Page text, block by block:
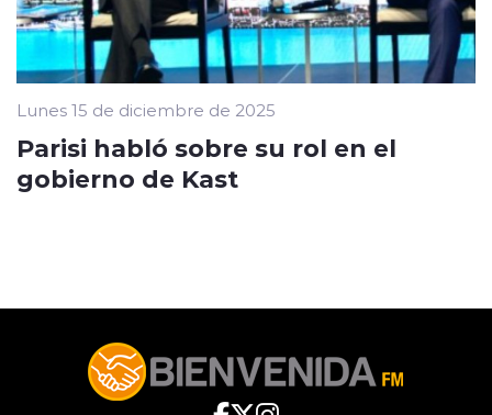
Lunes 15 de diciembre de 2025
Parisi habló sobre su rol en el
gobierno de Kast